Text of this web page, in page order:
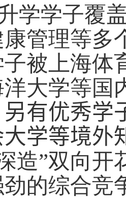
学学子覆
管理等多
子被上海体
大学等国
有优秀学
学等境外
造”双向开
的综合竞